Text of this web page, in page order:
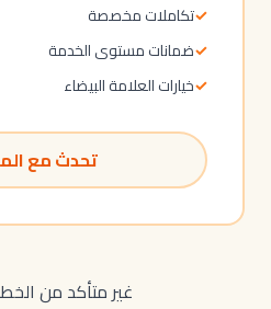
✓تكاملات مخصصة
✓ضمانات مستوى الخدمة
✓خيارات العلامة البيضاء
تحدث مع
غير متأكد من